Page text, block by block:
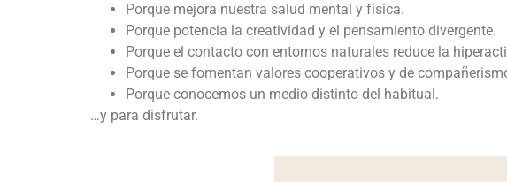
Porque mejora nuestra salud mental y física.
Porque potencia la creatividad y el pensamiento divergente.
Porque el contacto con entornos naturales reduce la
Porque se fomentan valores cooperativos y de
Porque conocemos un medio distinto del habitual.
…y para disfrutar.